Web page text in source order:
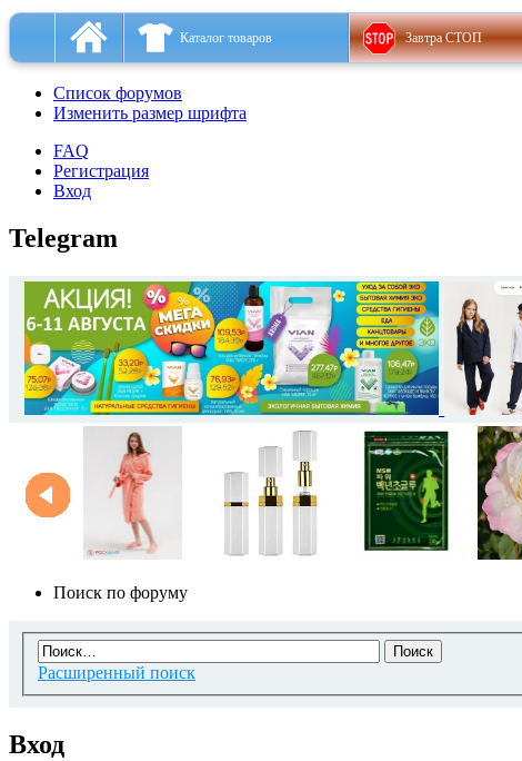
Каталог товаров Завтра СТОП
Список форумов
Изменить размер шрифта
FAQ
Регистрация
Вход
Telegram
Поиск по форуму
Расширенный поиск
Вход